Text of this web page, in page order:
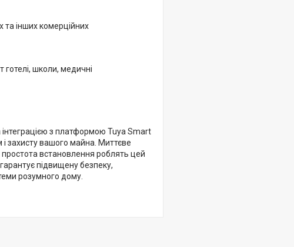
інших комерційних
готелі, школи, медичні
з платформою Tuya Smart
захисту вашого майна. Миттєве
простота встановлення роблять цей
підвищену безпеку,
розумного дому.